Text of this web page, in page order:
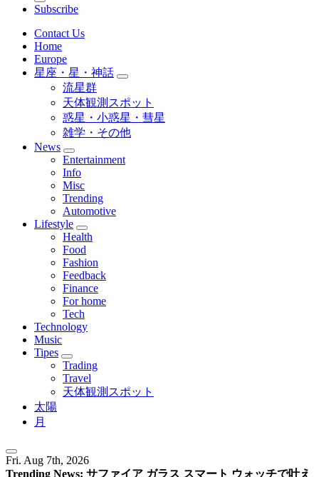
Subscribe
Contact Us
Home
Europe
星座・星・神話
流星群
天体観測スポット
惑星・小惑星・彗星
雑学・その他
News
Entertainment
Info
Misc
Trending
Automotive
Lifestyle
Health
Food
Fashion
Feedback
Finance
For home
Tech
Technology
Music
Tipes
Trading
Travel
天体観測スポット
太陽
月
Fri. Aug 7th, 2026
Trending News: サファイア ガラス スマート ウォッチで叶え